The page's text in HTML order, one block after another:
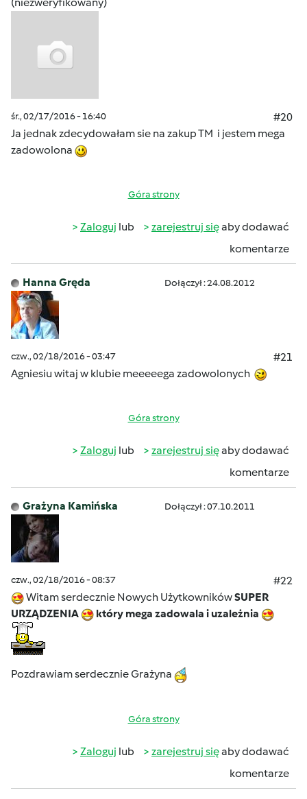
(niezweryfikowany)
śr., 02/17/2016 - 16:40
#20
Ja jednak zdecydowałam sie na zakup TM i jestem mega
zadowolona
Góra strony
Zaloguj lub zarejestruj sięaby dodawać
komentarze
Hanna Gręda Dołączył : 24.08.2012
czw., 02/18/2016 - 03:47
#21
Agniesiu witaj w klubie meeeeega zadowolonych
Góra strony
Zaloguj lub zarejestruj sięaby dodawać
komentarze
Grażyna Kamińska Dołączył : 07.10.2011
czw., 02/18/2016 - 08:37
#22
Witam serdecznie Nowych UżytkownikówSUPER
URZĄDZENIA
który mega zadowala i uzależnia
Pozdrawiam serdecznie Grażyna
Góra strony
Zaloguj lub zarejestruj sięaby dodawać
komentarze